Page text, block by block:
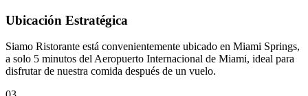
Ubicación Estratégica
Siamo Ristorante está convenientemente ubicado en Miami Springs,
a solo 5 minutos del Aeropuerto Internacional de Miami, ideal para
disfrutar de nuestra comida después de un vuelo.